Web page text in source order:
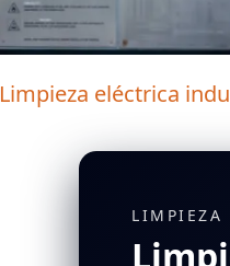
Limpieza eléctrica
LIMPIEZA